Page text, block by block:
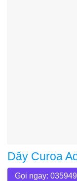
Dây Curoa
Gọi ngay: